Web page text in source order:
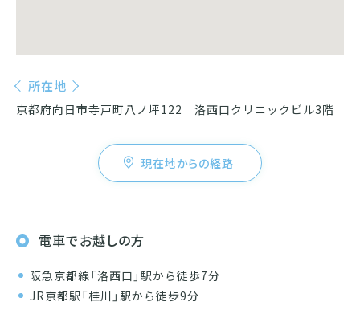
所在地
京都府向日市寺戸町八ノ坪122 洛西口クリニックビル3階
現在地からの経路
電車でお越しの方
阪急京都線「洛西口」駅から徒歩7分
JR京都駅「桂川」駅から徒歩9分